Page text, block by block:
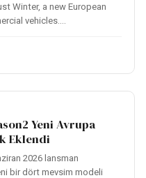
Winter, a new European
vehicles....
Yeni Avrupa
Eklendi
2026 lansman
bir dört mevsim modeli